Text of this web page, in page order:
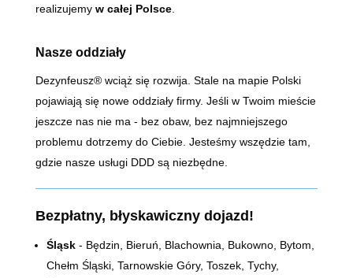
realizujemy w całej Polsce.
Nasze oddziały
Dezynfeusz® wciąż się rozwija. Stale na mapie Polski
pojawiają się nowe oddziały firmy. Jeśli w Twoim mieście
jeszcze nas nie ma - bez obaw, bez najmniejszego
problemu dotrzemy do Ciebie. Jesteśmy wszędzie tam,
gdzie nasze usługi DDD są niezbędne.
Bezpłatny, błyskawiczny dojazd!
Śląsk- Będzin, Bieruń, Blachownia, Bukowno, Bytom,
Chełm Śląski, Tarnowskie Góry, Toszek, Tychy,